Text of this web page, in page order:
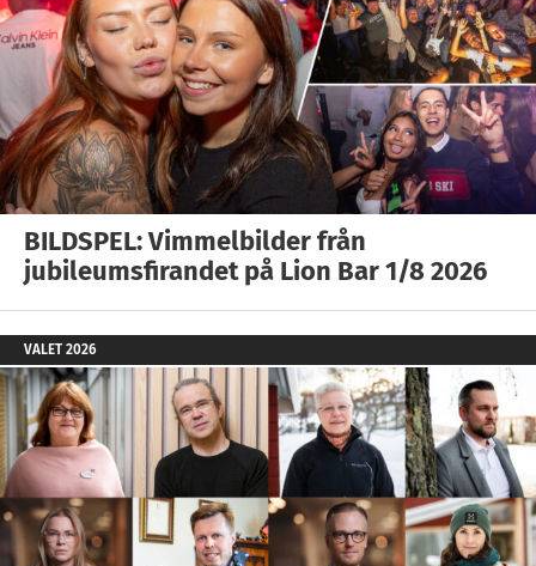
BILDSPEL: Vimmelbilder från
jubileumsfirandet på Lion Bar 1/8 2026
VALET 2026